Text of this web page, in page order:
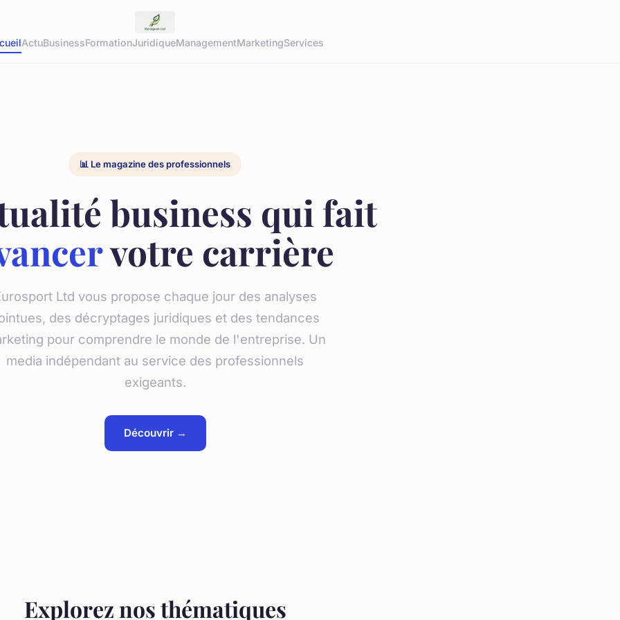
ActuBusinessFormationJuridiqueManagementMarketingServices
📊 Le magazine des professionnels
business qui fait
votre carrière
Ltd vous propose chaque jour des analyses
des décryptages juridiques et des tendances
pour comprendre le monde de l'entreprise. Un
media indépendant au service des professionnels
exigeants.
Découvrir →
Explorez nos thématiques